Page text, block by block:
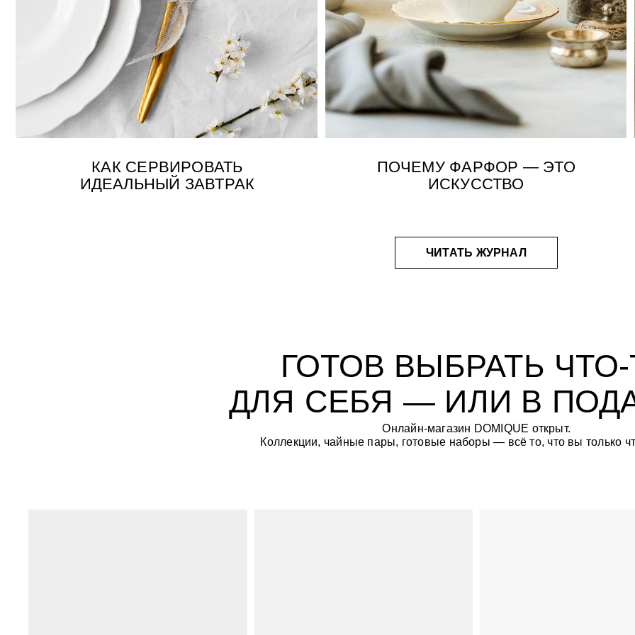
ЧИТАТЬ ЖУРНАЛ
ГОТОВ ВЫБРАТЬ ЧТО‑ТО
ДЛЯ СЕБЯ — ИЛИ В
Онлайн-магазин DOMIQUE открыт.
Коллекции, чайные пары, готовые наборы — всё то, что вы только что увидели.